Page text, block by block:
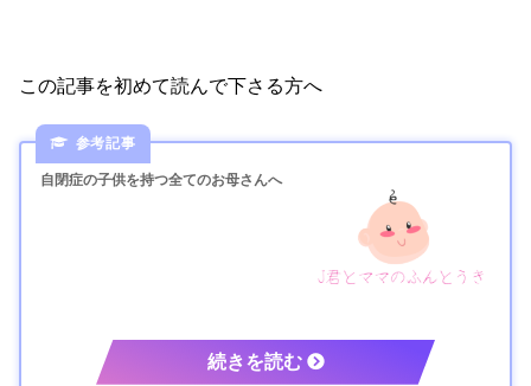
この記事を初めて読んで下さる方へ
自閉症の子供を持つ全てのお母さんへ